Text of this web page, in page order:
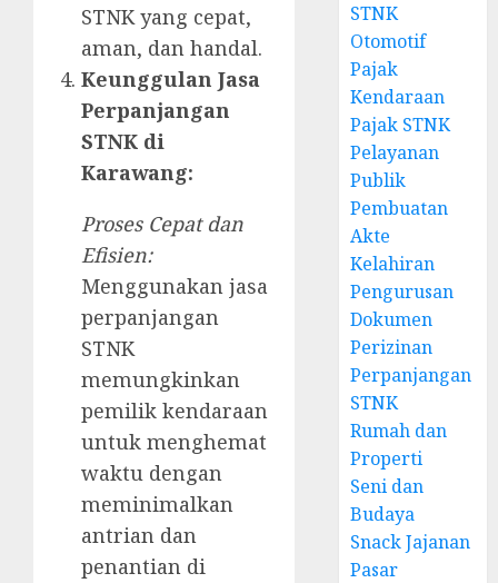
STNK yang cepat,
aman, dan handal.
Keunggulan Jasa
Perpanjangan
STNK di
Karawang:
Proses Cepat dan
Efisien:
Menggunakan jasa
perpanjangan
STNK
memungkinkan
pemilik kendaraan
untuk menghemat
waktu dengan
meminimalkan
antrian dan
penantian di
STNK
Otomotif
Pajak
Kendaraan
Pajak STNK
Pelayanan
Publik
Pembuatan
Akte
Kelahiran
Pengurusan
Dokumen
Perizinan
Perpanjangan
STNK
Rumah dan
Properti
Seni dan
Budaya
Snack Jajanan
Pasar